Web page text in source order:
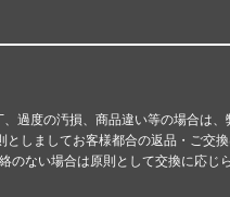
過度の汚損、商品違い等の場合は、
しましてお客様都合の返品・ご交
のない場合は原則として交換に応じ